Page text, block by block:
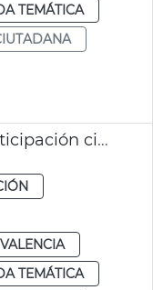
TEMÁTICA
Subvención proyectos participación ciudadana
VALENCIA
TEMÁTICA